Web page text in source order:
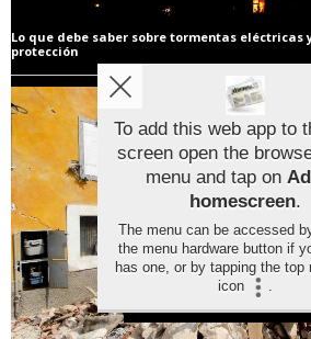
Lo que debe saber sobre tormentas eléctricas
protección
Aviso sobre el Uso de
Utilizamos cookies
funcionamiento del
lista de cookies y como
nuestra Política de
Aceptar Cookies
To add this web app to
screen open the
menu and tap on
homescreen.
The menu can be accessed
the menu hardware button if
has one, or by tapping the top
icon
.